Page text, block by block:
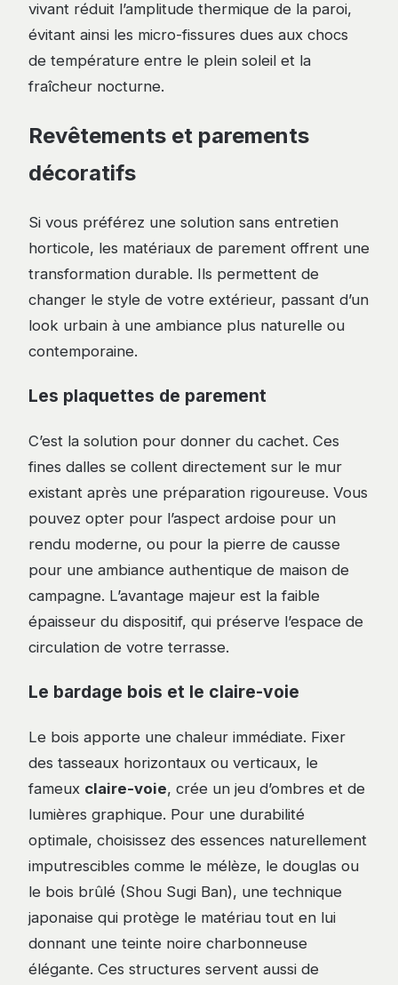
vivant réduit l’amplitude thermique de la paroi,
évitant ainsi les micro-fissures dues aux chocs
de température entre le plein soleil et la
fraîcheur nocturne.
Revêtements et parements
décoratifs
Si vous préférez une solution sans entretien
horticole, les matériaux de parement offrent une
transformation durable. Ils permettent de
changer le style de votre extérieur, passant d’un
look urbain à une ambiance plus naturelle ou
contemporaine.
Les plaquettes de parement
C’est la solution pour donner du cachet. Ces
fines dalles se collent directement sur le mur
existant après une préparation rigoureuse. Vous
pouvez opter pour l’aspect ardoise pour un
rendu moderne, ou pour la pierre de causse
pour une ambiance authentique de maison de
campagne. L’avantage majeur est la faible
épaisseur du dispositif, qui préserve l’espace de
circulation de votre terrasse.
Le bardage bois et le claire-voie
Le bois apporte une chaleur immédiate. Fixer
des tasseaux horizontaux ou verticaux, le
fameux claire-voie, crée un jeu d’ombres et de
lumières graphique. Pour une durabilité
optimale, choisissez des essences naturellement
imputrescibles comme le mélèze, le douglas ou
le bois brûlé (Shou Sugi Ban), une technique
japonaise qui protège le matériau tout en lui
donnant une teinte noire charbonneuse
élégante. Ces structures servent aussi de